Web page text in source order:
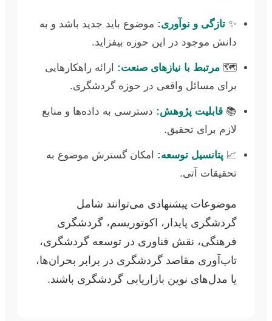
✨ تازگی و نوآوری: موضوع باید جدید باشد و به
دانش موجود در این حوزه بیفزاید.
🗺️ مرتبط با نیازهای صنعت: ارائه راهکارهایی
برای مسائل واقعی در حوزه گردشگری.
📚 قابلیت پژوهش: دسترسی به داده‌ها و منابع
لازم برای تحقیق.
📈 پتانسیل توسعه: امکان گسترش موضوع به
تحقیقات آتی.
موضوعات پیشنهادی می‌توانند شامل
گردشگری پایدار، اکوتوریسم، گردشگری
فرهنگی، نقش فناوری در توسعه گردشگری،
تاب‌آوری مقاصد گردشگری در برابر بحران‌ها،
یا مدل‌های نوین بازاریابی گردشگری باشند.